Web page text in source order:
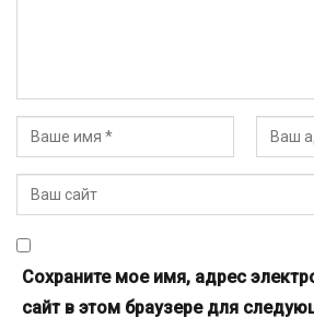
Сохраните мое имя, адрес
сайт в этом браузере для